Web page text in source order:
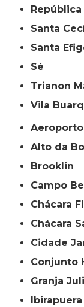
República
Santa
Santa
Sé
Trianon
Vila
Aeroporto
Alto da
Brooklin
Campo
Chácara
Chácara
Cidade
Granja
Ibirapuera